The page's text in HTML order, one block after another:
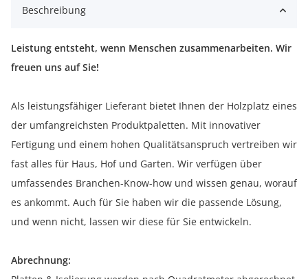
Beschreibung
Leistung entsteht, wenn Menschen zusammenarbeiten. Wir
freuen uns auf Sie!
Als leistungsfähiger Lieferant bietet Ihnen der Holzplatz eines
der umfangreichsten Produktpaletten. Mit innovativer
Fertigung und einem hohen Qualitätsanspruch vertreiben wir
fast alles für Haus, Hof und Garten. Wir verfügen über
umfassendes Branchen-Know-how und wissen genau, worauf
es ankommt. Auch für Sie haben wir die passende Lösung,
und wenn nicht, lassen wir diese für Sie entwickeln.
Abrechnung: